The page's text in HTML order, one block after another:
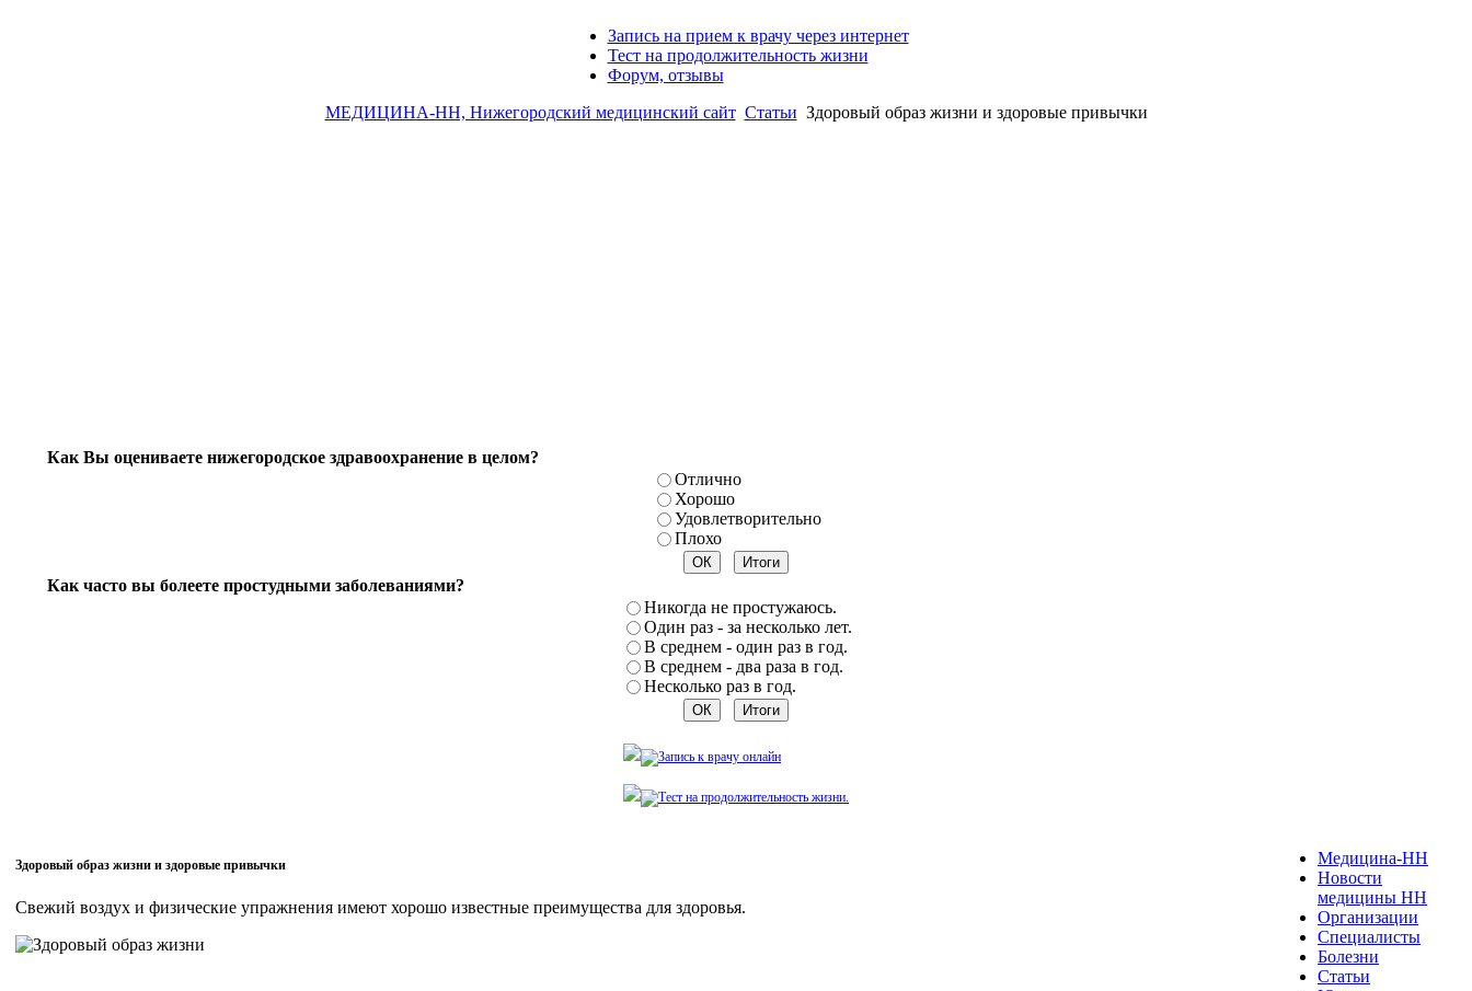
Запись на прием к врачу через интернет
Тест на продолжительность жизни
Форум, отзывы
МЕДИЦИНА-НН, Нижегородский медицинский сайт Статьи Здоровый образ жизни и здоровые привычки
Как Вы оцениваете нижегородское здравоохранение в целом?
Отлично
Хорошо
Удовлетворительно
Плохо
Как часто вы болеете простудными заболеваниями?
Никогда не простужаюсь.
Один раз - за несколько лет.
В среднем - один раз в год.
В среднем - два раза в год.
Несколько раз в год.
Здоровый образ жизни и здоровые привычки
Свежий воздух и физические упражнения имеют хорошо известные преимущества для здоровья.
Медицина-НН
Новости
медицины НН
Организации
Специалисты
Болезни
Статьи